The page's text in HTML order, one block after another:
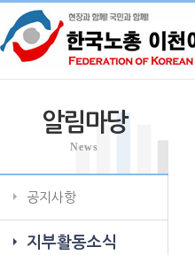
알림마당
News
공지사항
지부활동소식